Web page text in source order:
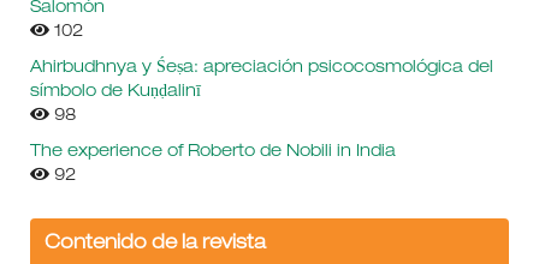
Salomón
102
Ahirbudhnya y Śeṣa: apreciación psicocosmológica del
símbolo de Kuṇḍalinī
98
The experience of Roberto de Nobili in India
92
Contenido de la revista